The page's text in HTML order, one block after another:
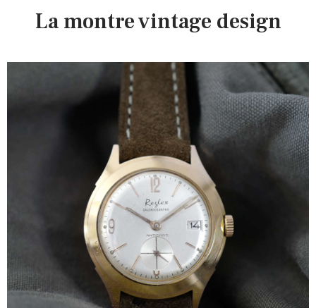
La montre vintage design